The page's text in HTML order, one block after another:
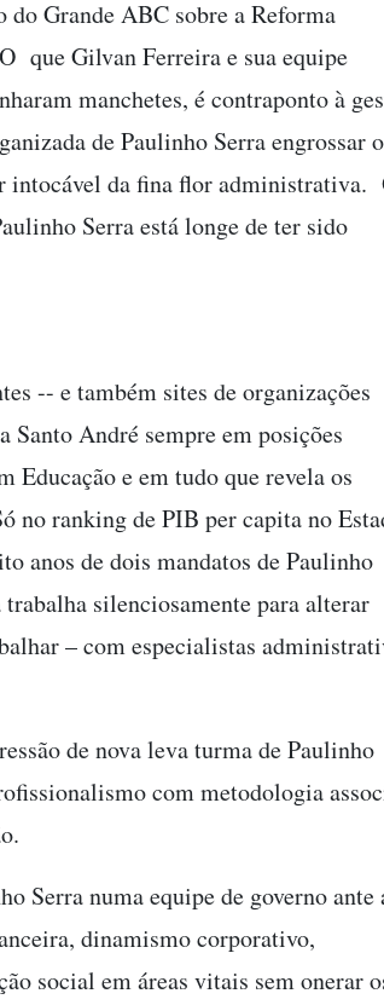
Grande ABC sobre a Reforma
que Gilvan Ferreira e sua equipe
manchetes, é contraponto à
de Paulinho Serra engrossar o
intocável da fina flor administrativa.
Serra está longe de ter sido
-- e também sites de organizações
André sempre em posições
Educação e em tudo que revela os
no ranking de PIB per capita no
anos de dois mandatos de Paulinho
silenciosamente para alterar
– com especialistas
de nova leva turma de Paulinho
com metodologia
Serra numa equipe de governo ante
dinamismo corporativo,
social em áreas vitais sem onerar